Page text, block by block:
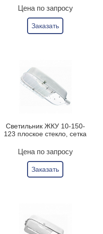
Цена по запросу
Заказать
Светильник ЖКУ 10-150-
123 плоское стекло, сетка
Цена по запросу
Заказать